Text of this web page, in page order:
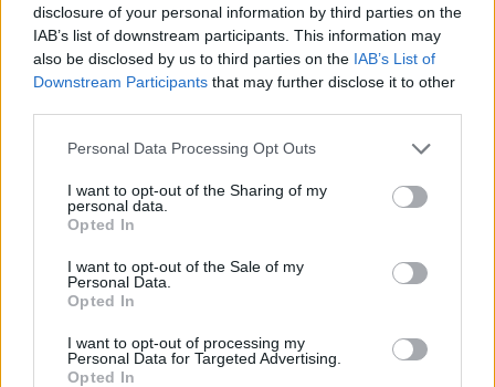
disclosure of your personal information by third parties on the
IAB’s list of downstream participants. This information may
also be disclosed by us to third parties on the IAB’s List of
Downstream Participants that may further disclose it to other
Personal Data Processing Opt Outs
I want to opt-out of the Sharing of my
personal data.
Opted In
I want to opt-out of the Sale of my
Personal Data.
Opted In
I want to opt-out of processing my
Personal Data for Targeted Advertising.
Opted In
Kriminalai
Prokurorai iš
eksparlamentarės
Petrauskienės „čekiukų“
tūkst. eurų (2)
Kriminalai
Dingo ne tik banko
kortelė: ištuštėjo ir banko
sąskaita
Kriminalai Kriminalai